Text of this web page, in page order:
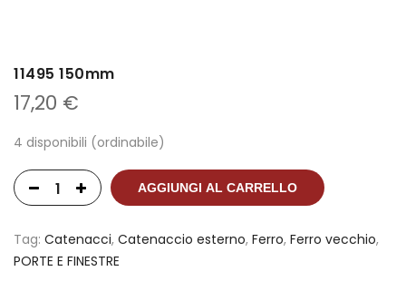
11495 150mm
17,20 €
4 disponibili (ordinabile)
AGGIUNGI AL CARRELLO
Tag: Catenacci, Catenaccio esterno, Ferro, Ferro vecchio,
PORTE E FINESTRE